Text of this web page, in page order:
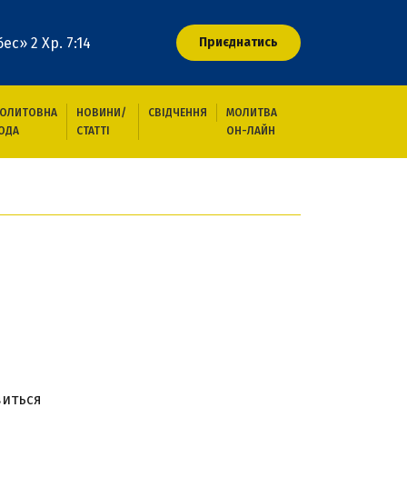
2 Хр. 7:14 Приєднатись
НОВИНИ/
СТАТТІ
СВІДЧЕННЯ
МОЛИТВА
ОН-ЛАЙН